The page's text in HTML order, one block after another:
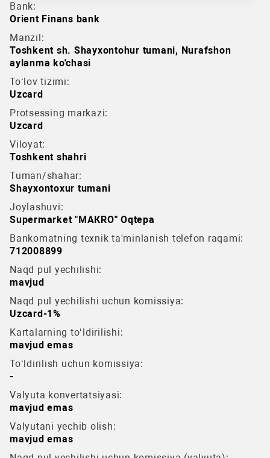
Bank:
Orient Finans bank
Manzil:
Toshkent sh. Shayxontohur tumani, Nurafshon
aylanma ko'chasi
To‘lov tizimi:
Uzcard
Protsessing markazi:
Uzcard
Viloyat:
Toshkent shahri
Tuman/shahar:
Shayxontoxur tumani
Joylashuvi:
Supermarket "МАКRО" Oqtepa
Bankomatning texnik ta'minlanish telefon raqami:
712008899
Naqd pul yechilishi:
mavjud
Naqd pul yechilishi uchun komissiya:
Uzcard-1%
Kartalarning to‘ldirilishi:
mavjud emas
To‘ldirilish uchun komissiya:
-
Valyuta konvertatsiyasi:
mavjud emas
Valyutani yechib olish:
mavjud emas